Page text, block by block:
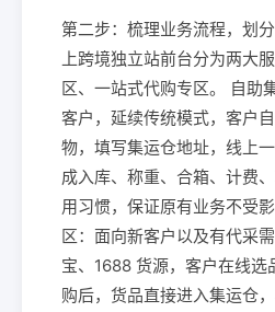
第二步：梳理业务流程，划
上跨境独立站前台分为两大
区、一站式代购专区。 自助
客户，延续传统模式，客户
物，填写集运仓地址，线上
成入库、称重、合箱、计费
用习惯，保证原有业务不受
区：面向新客户以及有代采
宝、1688 货源，客户在线选
购后，货品直接进入集运仓